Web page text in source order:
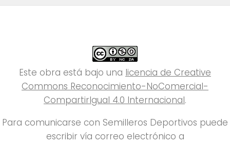
Este obra está bajo una licencia de Creative
Commons Reconocimiento-NoComercial-
CompartirIgual 4.0 Internacional.
Para comunicarse con Semilleros Deportivos puede
escribir vía correo electrónico a